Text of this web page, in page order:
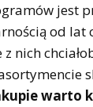
jest
od lat
z nich
warto